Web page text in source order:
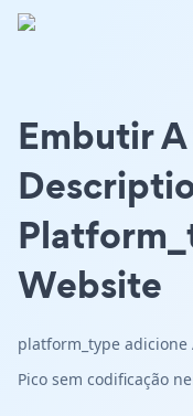
Embutir
Website
platform_type adicione
Pico sem codificação